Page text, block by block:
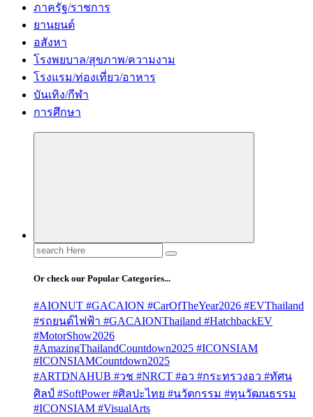
ภาครัฐ/ราชการ
ยานยนต์
อสังหา
โรงพยบาล/สุขภาพ/ความงาม
โรงแรม/ท่องเที่ยว/อาหาร
บันเทิง/กีฬา
การศึกษา
Search
for:
Or check our Popular Categories...
#AIONUT #GACAION #CarOfTheYear2026 #EVThailand
#รถยนต์ไฟฟ้า #GACAIONThailand #HatchbackEV
#MotorShow2026
#AmazingThailandCountdown2025 #ICONSIAM
#ICONSIAMCountdown2025
#ARTDNAHUB #วช #NRCT #อว #กระทรวงอว #ทัศน
ศิลป์ #SoftPower #ศิลปะไทย #นวัตกรรม #ทุนวัฒนธรรม
#ICONSIAM #VisualArts